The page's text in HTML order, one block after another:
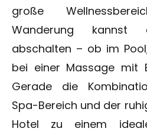
große
Wanderung
abschalten – ob im
bei einer Massage mit
Gerade die
Spa-Bereich und der
Hotel zu einem